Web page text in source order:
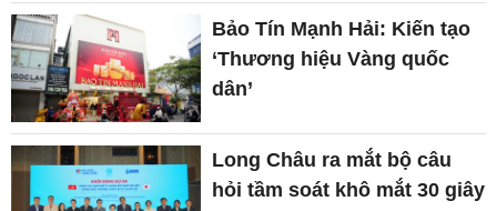
Bảo Tín Mạnh Hải: Kiến tạo
‘Thương hiệu Vàng quốc
dân’
Long Châu ra mắt bộ câu
hỏi tầm soát khô mắt 30 giây